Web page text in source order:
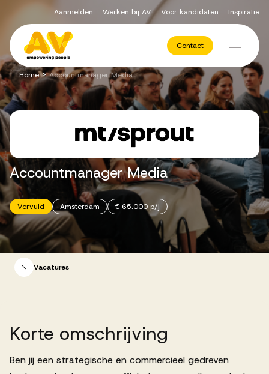
Ga naar de inhoud
Aanmelden Werken bij AV Voor kandidaten Inspiratie
Contact
Voor opdrachtgevers
Werving & Selectie
Executive Search
Recruitment Services
Vacatures
Successen
Succesverhalen
Home>Accountmanager Media
Accountmanager Media
Vervuld Amsterdam € 65.000 p/j
Vacatures
Korte omschrijving
Ben jij een strategische en commercieel gedreven